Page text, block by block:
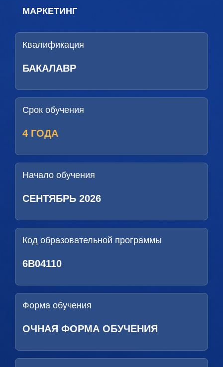
МАРКЕТИНГ
Квалификация
БАКАЛАВР
Срок обучения
4 ГОДА
Начало обучения
СЕНТЯБРЬ 2026
Код образовательной программы
6B04110
Форма обучения
ОЧНАЯ ФОРМА ОБУЧЕНИЯ